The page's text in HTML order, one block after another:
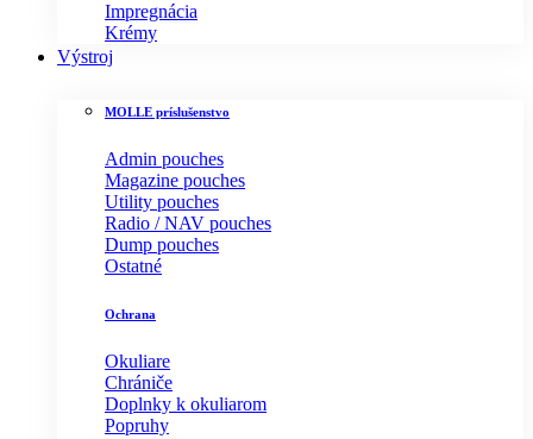
Impregnácia
Krémy
Výstroj
MOLLE príslušenstvo
Admin pouches
Magazine pouches
Utility pouches
Radio / NAV pouches
Dump pouches
Ostatné
Ochrana
Okuliare
Chrániče
Doplnky k okuliarom
Popruhy